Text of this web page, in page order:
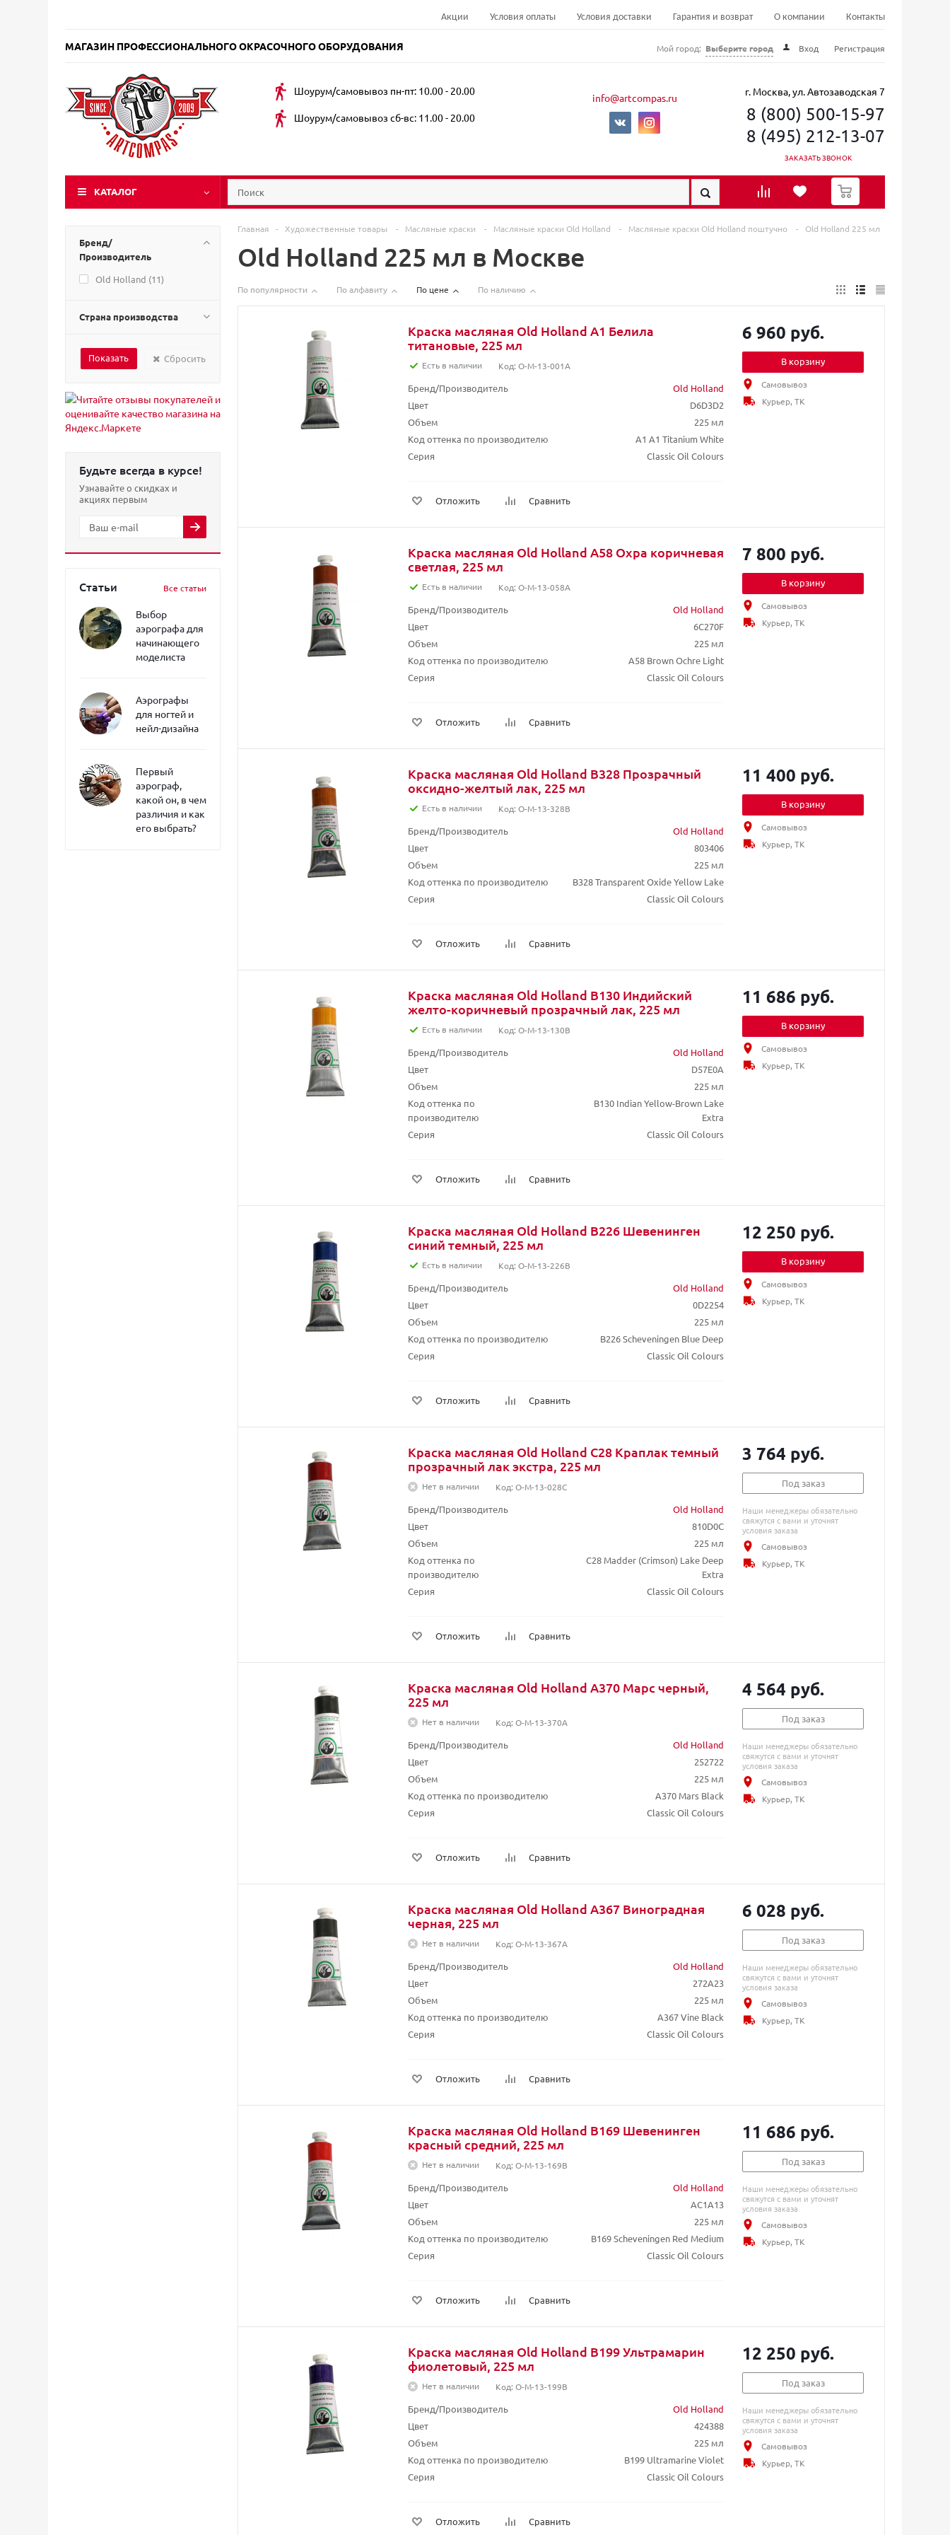
Акции Условия оплаты Условия доставки Гарантия и возврат О компании Контакты
МАГАЗИН ПРОФЕССИОНАЛЬНОГО ОКРАСОЧНОГО ОБОРУДОВАНИЯ Мой город: Выберите город Вход Регистрация
Шоурум/самовывоз пн-пт: 10.00 - 20.00
Шоурум/самовывоз сб-вс: 11.00 - 20.00
info@artcompas.ru г. Москва, ул. Автозаводская 7
8 (800) 500-15-97
8 (495) 212-13-07
ЗАКАЗАТЬ ЗВОНОК
КАТАЛОГ
0
Бренд/
Производитель
Old Holland (11)
Страна производства
Сбросить
Будьте всегда в курсе!
Узнавайте о скидках и
акциях первым
Статьи Все статьи
Выбор
аэрографа для
начинающего
моделиста
Аэрографы
для ногтей и
нейл-дизайна
Первый
аэрограф,
какой он, в чем
различия и как
его выбрать?
Главная - Художественные товары - Масляные краски - Масляные краски Old Holland - Масляные краски Old Holland поштучно - Old Holland 225 мл
Old Holland 225 мл в Москве
По популярности По алфавиту По цене По наличию
Краска масляная Old Holland A1 Белила
титановые, 225 мл
Есть в наличии Код: O-M-13-001A
Бренд/Производитель
Old Holland
Цвет
D6D3D2
Объем
225 мл
Код оттенка по производителю
A1 A1 Titanium White
Серия
Classic Oil Colours
Отложить Сравнить
6 960 руб.
В корзину
Самовывоз
Курьер, ТК
Краска масляная Old Holland A58 Охра коричневая
светлая, 225 мл
Есть в наличии Код: O-M-13-058A
Бренд/Производитель
Old Holland
Цвет
6C270F
Объем
225 мл
Код оттенка по производителю
A58 Brown Ochre Light
Серия
Classic Oil Colours
Отложить Сравнить
7 800 руб.
В корзину
Самовывоз
Курьер, ТК
Краска масляная Old Holland B328 Прозрачный
оксидно-желтый лак, 225 мл
Есть в наличии Код: O-M-13-328B
Бренд/Производитель
Old Holland
Цвет
803406
Объем
225 мл
Код оттенка по производителю
B328 Transparent Oxide Yellow Lake
Серия
Classic Oil Colours
Отложить Сравнить
11 400 руб.
В корзину
Самовывоз
Курьер, ТК
Краска масляная Old Holland B130 Индийский
желто-коричневый прозрачный лак, 225 мл
Есть в наличии Код: O-M-13-130B
Бренд/Производитель
Old Holland
Цвет
D57E0A
Объем
225 мл
Код оттенка по
производителю
B130 Indian Yellow-Brown Lake
Extra
Серия
Classic Oil Colours
Отложить Сравнить
11 686 руб.
В корзину
Самовывоз
Курьер, ТК
Краска масляная Old Holland B226 Шевенинген
синий темный, 225 мл
Есть в наличии Код: O-M-13-226B
Бренд/Производитель
Old Holland
Цвет
0D2254
Объем
225 мл
Код оттенка по производителю
B226 Scheveningen Blue Deep
Серия
Classic Oil Colours
Отложить Сравнить
12 250 руб.
В корзину
Самовывоз
Курьер, ТК
Краска масляная Old Holland C28 Краплак темный
прозрачный лак экстра, 225 мл
Нет в наличии Код: O-M-13-028C
Бренд/Производитель
Old Holland
Цвет
810D0C
Объем
225 мл
Код оттенка по
производителю
C28 Madder (Crimson) Lake Deep
Extra
Серия
Classic Oil Colours
Отложить Сравнить
3 764 руб.
Под заказ
Наши менеджеры обязательно
свяжутся с вами и уточнят
условия заказа
Самовывоз
Курьер, ТК
Краска масляная Old Holland A370 Марс черный,
225 мл
Нет в наличии Код: O-M-13-370A
Бренд/Производитель
Old Holland
Цвет
252722
Объем
225 мл
Код оттенка по производителю
A370 Mars Black
Серия
Classic Oil Colours
Отложить Сравнить
4 564 руб.
Под заказ
Наши менеджеры обязательно
свяжутся с вами и уточнят
условия заказа
Самовывоз
Курьер, ТК
Краска масляная Old Holland A367 Виноградная
черная, 225 мл
Нет в наличии Код: O-M-13-367A
Бренд/Производитель
Old Holland
Цвет
272A23
Объем
225 мл
Код оттенка по производителю
A367 Vine Black
Серия
Classic Oil Colours
Отложить Сравнить
6 028 руб.
Под заказ
Наши менеджеры обязательно
свяжутся с вами и уточнят
условия заказа
Самовывоз
Курьер, ТК
Краска масляная Old Holland B169 Шевенинген
красный средний, 225 мл
Нет в наличии Код: O-M-13-169B
Бренд/Производитель
Old Holland
Цвет
AC1A13
Объем
225 мл
Код оттенка по производителю
B169 Scheveningen Red Medium
Серия
Classic Oil Colours
Отложить Сравнить
11 686 руб.
Под заказ
Наши менеджеры обязательно
свяжутся с вами и уточнят
условия заказа
Самовывоз
Курьер, ТК
Краска масляная Old Holland B199 Ультрамарин
фиолетовый, 225 мл
Нет в наличии Код: O-M-13-199B
Бренд/Производитель
Old Holland
Цвет
424388
Объем
225 мл
Код оттенка по производителю
B199 Ultramarine Violet
Серия
Classic Oil Colours
Отложить Сравнить
12 250 руб.
Под заказ
Наши менеджеры обязательно
свяжутся с вами и уточнят
условия заказа
Самовывоз
Курьер, ТК